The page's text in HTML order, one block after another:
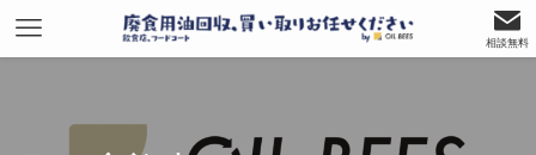
相談無料